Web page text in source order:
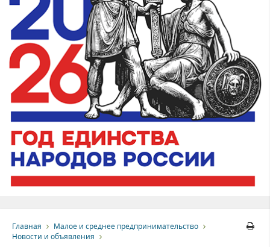
Главная
Малое и среднее предпринимательство
Новости и объявления